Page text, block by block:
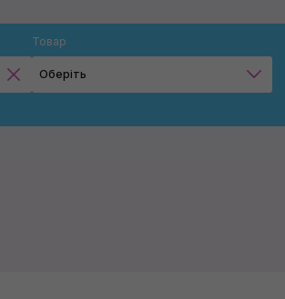
Товар
Оберіть